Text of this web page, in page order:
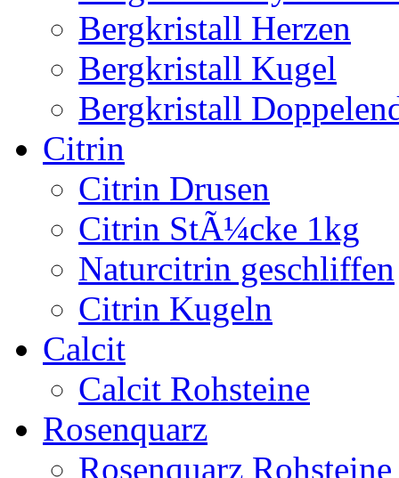
Bergkristall Herzen
Bergkristall Kugel
Bergkristall
Citrin
Citrin Drusen
Citrin StÃ¼cke 1kg
Naturcitrin geschliffen
Citrin Kugeln
Calcit
Calcit Rohsteine
Rosenquarz
Rosenquarz Rohsteine